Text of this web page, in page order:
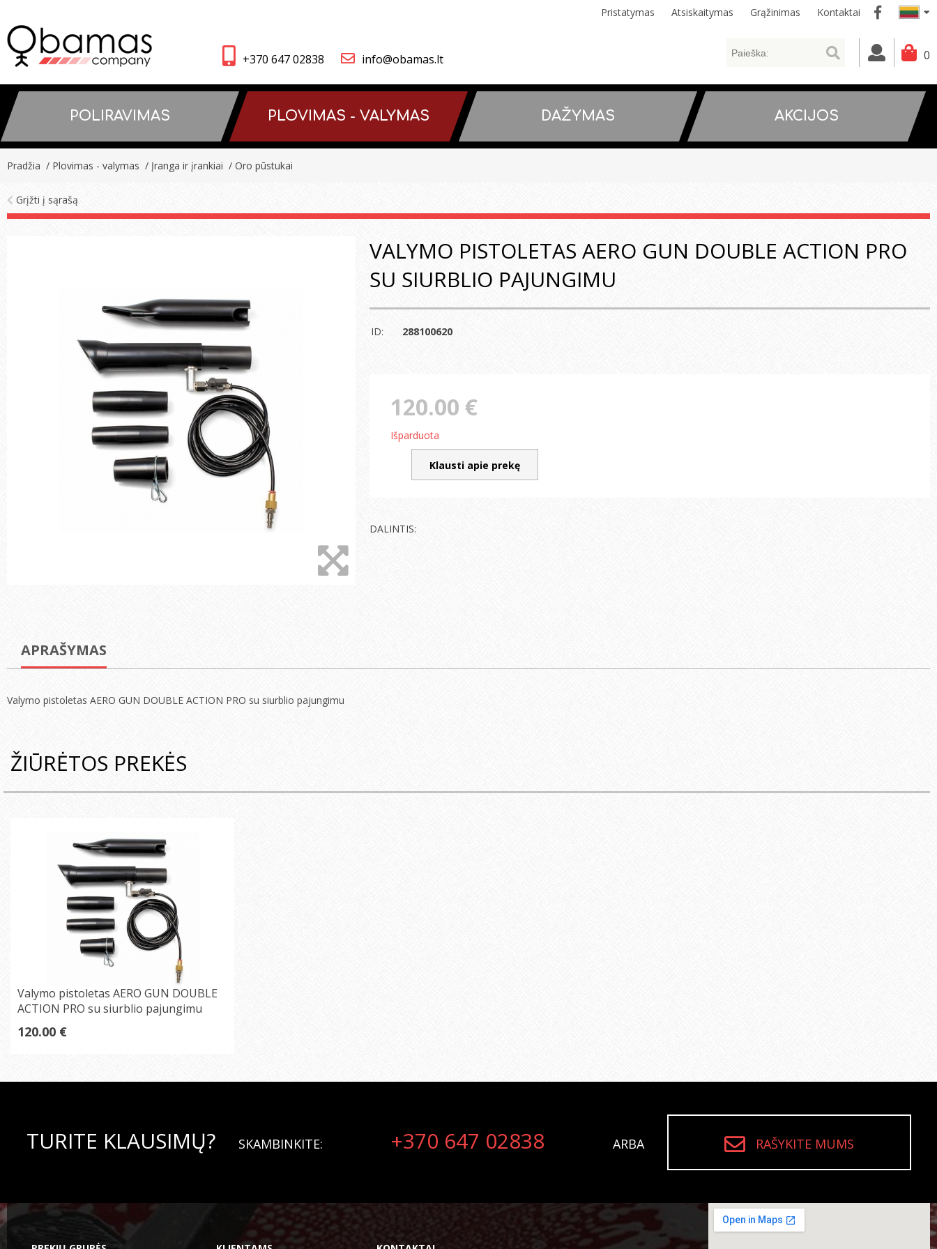
Pristatymas Atsiskaitymas Grąžinimas Kontaktai
+370 647 02838 info@obamas.lt 0
POLIRAVIMAS PLOVIMAS - VALYMAS DAŽYMAS AKCIJOS
Pradžia / Plovimas - valymas / Įranga ir įrankiai / Oro pūstukai
Grįžti į sąrašą
VALYMO PISTOLETAS AERO GUN DOUBLE ACTION PRO
SU SIURBLIO PAJUNGIMU
ID: 288100620
120.00 €
Išparduota
Klausti apie prekę
DALINTIS:
APRAŠYMAS
Valymo pistoletas AERO GUN DOUBLE ACTION PRO su siurblio pajungimu
ŽIŪRĖTOS PREKĖS
Valymo pistoletas AERO GUN DOUBLE
ACTION PRO su siurblio pajungimu
120.00 €
TURITE KLAUSIMŲ? SKAMBINKITE: +370 647 02838 ARBA RAŠYKITE MUMS